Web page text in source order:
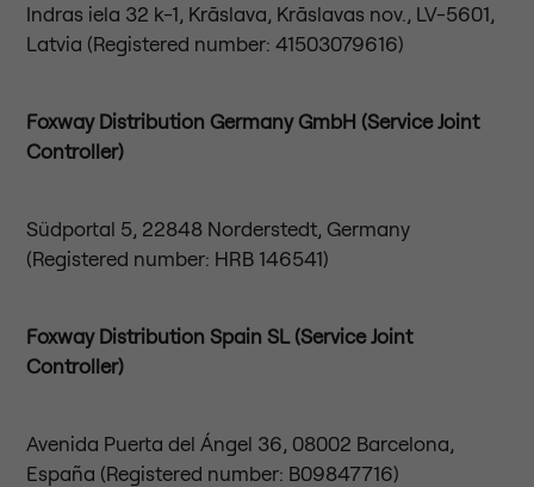
Indras iela 32 k-1, Krāslava, Krāslavas nov., LV-5601,
Latvia (Registered number: 41503079616)
Foxway Distribution Germany GmbH (Service Joint
Controller)
Südportal 5, 22848 Norderstedt, Germany
(Registered number: HRB 146541)
Foxway Distribution Spain SL (Service Joint
Controller)
Avenida Puerta del Ángel 36, 08002 Barcelona,
España (Registered number: B09847716)